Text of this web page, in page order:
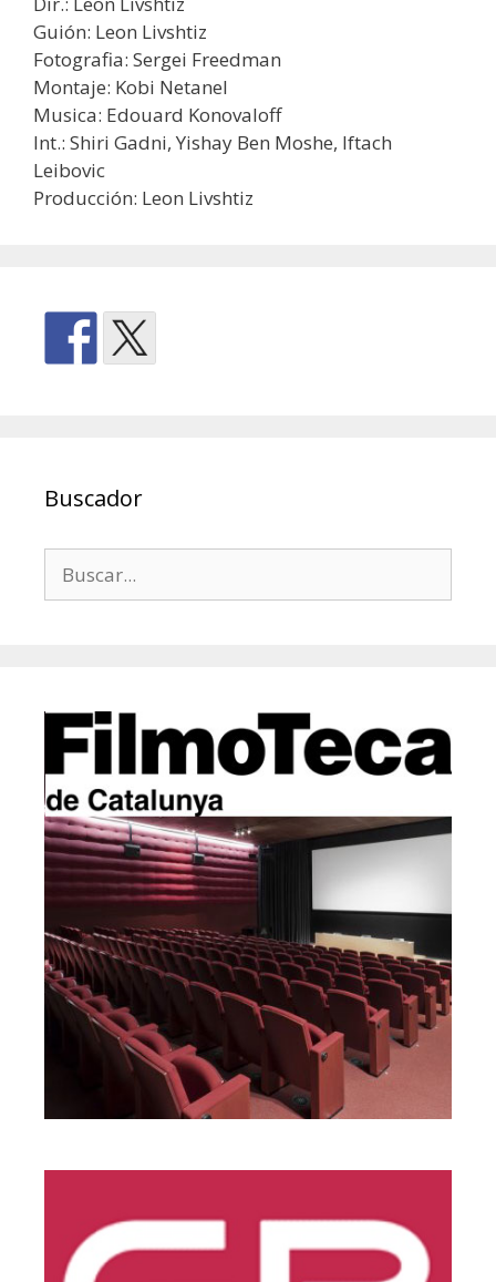
Guión: Leon Livshtiz
Fotografia: Sergei Freedman
Montaje: Kobi Netanel
Musica: Edouard Konovaloff
Int.: Shiri Gadni, Yishay Ben Moshe, Iftach
Leibovic
Producción: Leon Livshtiz
Buscador